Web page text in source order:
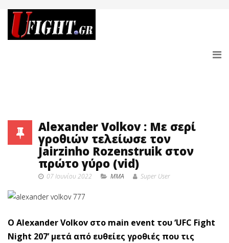
Alexander Volkov : Με σερί
γροθιών τελείωσε τον
Jairzinho Rozenstruik στον
πρώτο γύρο (vid)
07 Ιουνίου 2022 MMA Super User
O Alexander Volkov στο main event του ‘UFC Fight
Night 207’ μετά από ευθείες γροθιές που τις